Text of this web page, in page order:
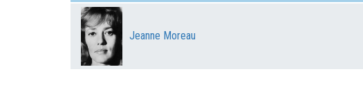
Jeanne Moreau